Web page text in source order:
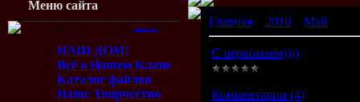
Меню сайта
Для красивого отображения этого блока требуется Flash Player 9
НАШ ДОМ!
Всё о Нашем Клане
Каталог файлов
Наше Творчество
Главная 2010 Май
С первомаем))))
Комментарии (4)